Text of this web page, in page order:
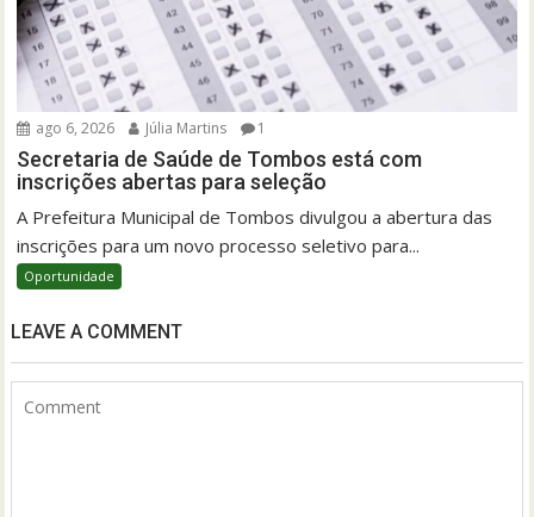
ago 6, 2026 Júlia Martins 1
Secretaria de Saúde de Tombos está com
inscrições abertas para seleção
A Prefeitura Municipal de Tombos divulgou a abertura das
inscrições para um novo processo seletivo para...
Oportunidade
LEAVE A COMMENT